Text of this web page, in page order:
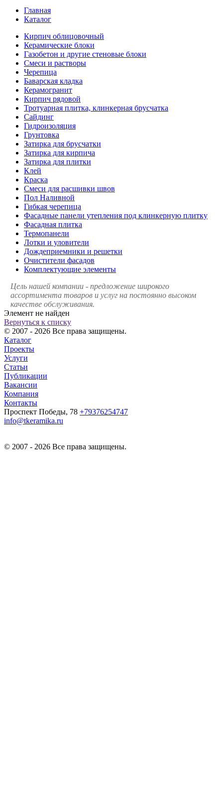
Главная
Каталог
Кирпич облицовочный
Керамические блоки
Газобетон и другие стеновые блоки
Смеси и растворы
Черепица
Баварская кладка
Керамогранит
Кирпич рядовой
Тротуарная плитка, клинкерная брусчатка
Сайдинг
Гидроизоляция
Грунтовка
Затирка для брусчатки
Затирка для кирпича
Затирка для плитки
Клей
Краска
Смеси для расшивки швов
Пол Наливной
Гибкая черепица
Фасадные панели утепления под клинкерную плитку
Фасадная плитка
Термопанели
Лотки и уловители
Дождеприемники и решетки
Очистители фасадов
Комплектующие элементы
Цель нашей компании - предложение широкого
ассортимента товаров и услуг на постоянно высоком
качестве обслуживания.
Элемент не найден
Вернуться к списку
© 2007 - 2026 Все права защищены.
Каталог
Проекты
Услуги
Статьи
Публикации
Вакансии
Компания
Контакты
Проспект Победы, 78 +79376254747
info@tkeramika.ru
© 2007 - 2026 Все права защищены.